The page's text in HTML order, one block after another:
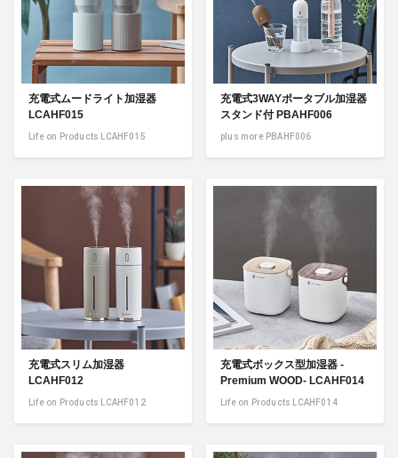
充電式ムードライト加湿器
LCAHF015
Life on Products LCAHF015
充電式3WAYポータブル加湿器
スタンド付 PBAHF006
plus more PBAHF006
充電式スリム加湿器
LCAHF012
Life on Products LCAHF012
充電式ボックス型加湿器 -
Premium WOOD- LCAHF014
Life on Products LCAHF014